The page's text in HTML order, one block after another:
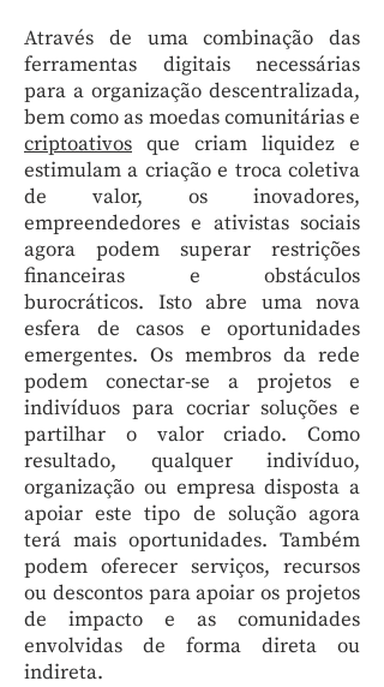
Através de uma combinação das
ferramentas digitais necessárias
para a organização descentralizada,
bem como as moedas comunitárias e
criptoativos que criam liquidez e
estimulam a criação e troca coletiva
de valor, os inovadores,
empreendedores e ativistas sociais
agora podem superar restrições
financeiras e obstáculos
burocráticos. Isto abre uma nova
esfera de casos e oportunidades
emergentes. Os membros da rede
podem conectar-se a projetos e
indivíduos para cocriar soluções e
partilhar o valor criado. Como
resultado, qualquer indivíduo,
organização ou empresa disposta a
apoiar este tipo de solução agora
terá mais oportunidades. Também
podem oferecer serviços, recursos
ou descontos para apoiar os projetos
de impacto e as comunidades
envolvidas de forma direta ou
indireta.